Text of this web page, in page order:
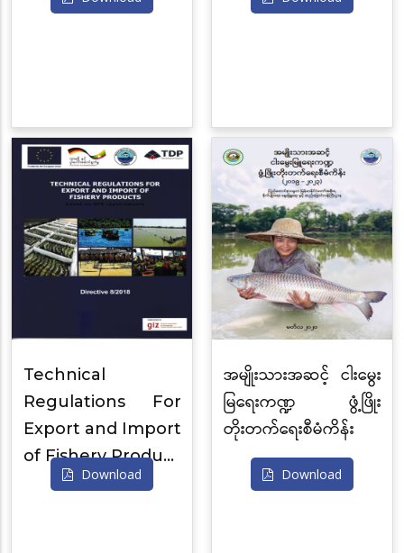
Technical
Regulations For
Export and Import
of Fishery Produ…
Download
အမျိုးသားအဆင့် ငါးမွေး
မြရေးကဏ္ဍ ဖွံ့ဖြိုး
တိုးတက်ရေးစီမံကိန်း
Download